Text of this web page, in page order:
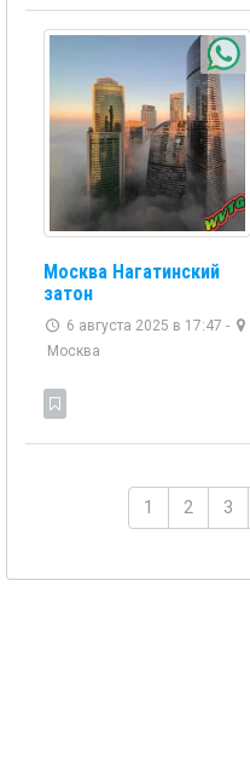
Москва Нагатинский
затон
6 августа 2025 в 17:47 -
Москва
1 2 3